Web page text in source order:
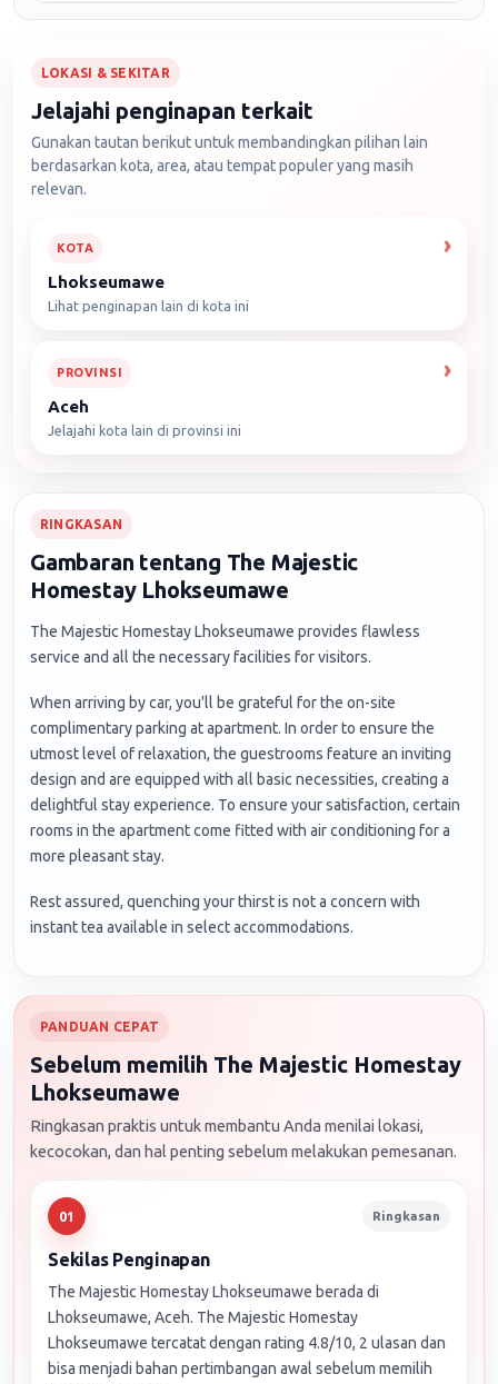
LOKASI & SEKITAR
Jelajahi penginapan terkait
Gunakan tautan berikut untuk membandingkan pilihan lain
berdasarkan kota, area, atau tempat populer yang masih
relevan.
KOTA
Lhokseumawe
Lihat penginapan lain di kota ini
PROVINSI
Aceh
Jelajahi kota lain di provinsi ini
RINGKASAN
Gambaran tentang The Majestic
Homestay Lhokseumawe
The Majestic Homestay Lhokseumawe provides flawless
service and all the necessary facilities for visitors.
When arriving by car, you'll be grateful for the on-site
complimentary parking at apartment. In order to ensure the
utmost level of relaxation, the guestrooms feature an inviting
design and are equipped with all basic necessities, creating a
delightful stay experience. To ensure your satisfaction, certain
rooms in the apartment come fitted with air conditioning for a
more pleasant stay.
Rest assured, quenching your thirst is not a concern with
instant tea available in select accommodations.
PANDUAN CEPAT
Sebelum memilih The Majestic Homestay
Lhokseumawe
Ringkasan praktis untuk membantu Anda menilai lokasi,
kecocokan, dan hal penting sebelum melakukan pemesanan.
01 Ringkasan
Sekilas Penginapan
The Majestic Homestay Lhokseumawe berada di
Lhokseumawe, Aceh. The Majestic Homestay
Lhokseumawe tercatat dengan rating 4.8/10, 2 ulasan dan
bisa menjadi bahan pertimbangan awal sebelum memilih